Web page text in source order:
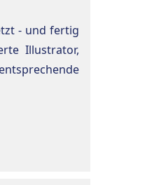
- und fertig
Illustrator,